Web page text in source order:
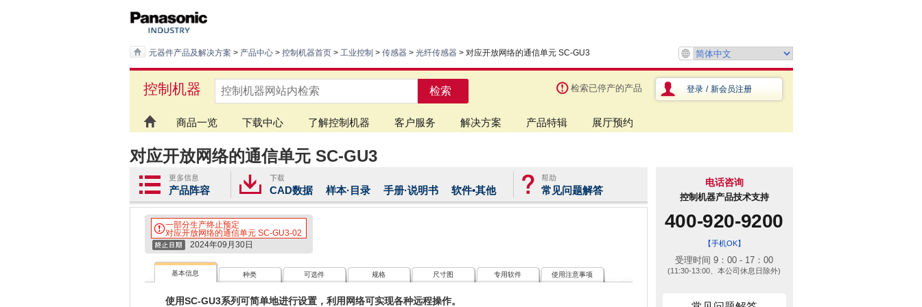
元器件产品及解决方案 > 产品中心 > 控制机器首页 > 工业控制 > 传感器 > 光纤传感器 > 对应开放网络的通信单元 SC-GU3
控制机器 检索 检索已停产的产品 登录 / 新会员注册
商品一览 下载中心 了解控制机器 客户服务 解决方案 产品特辑 展厅预约
对应开放网络的通信单元 SC-GU3
产品阵容 CAD数据 样本·目录 手册·说明书 软件•其他 常见问题解答
一部分生产终止预定
对应开放网络的通信单元 SC-GU3-02
2024年09月30日
基本信息 种类 可选件 规格 尺寸图 专用软件 使用注意事项
使用SC-GU3系列可简单地进行设置，利用网络可实现各种远程操作。
电话咨询
控制机器产品技术支持
400-920-9200
【手机OK】
受理时间 9：00 - 17：00
(11:30-13:00、本公司休息日除外)